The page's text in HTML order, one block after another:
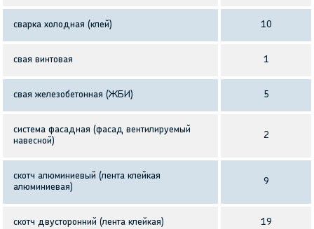
сварка холодная (клей) 10
свая винтовая 1
свая железобетонная (ЖБИ) 5
система фасадная (фасад вентилируемый
навесной)
2
скотч алюминиевый (лента клейкая
алюминиевая)
9
скотч двусторонний (лента клейкая) 19